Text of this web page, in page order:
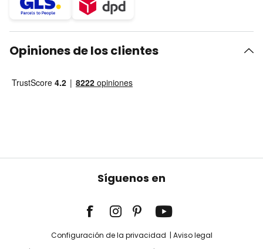
Opiniones de los clientes
Síguenos en
Configuración de la privacidad
Aviso legal